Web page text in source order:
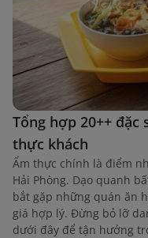
Tổng hợp 20++ đặc
thực khách
Ẩm thực chính là điểm
Hải Phòng. Dạo quanh
bắt gặp những quán ăn
giá hợp lý. Đừng bỏ lỡ
dưới đây để tận hưởng